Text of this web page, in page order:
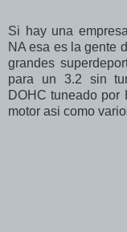
Si hay una
NA esa es la gente
grandes
para un 3.2 sin
DOHC tuneado por
motor asi como